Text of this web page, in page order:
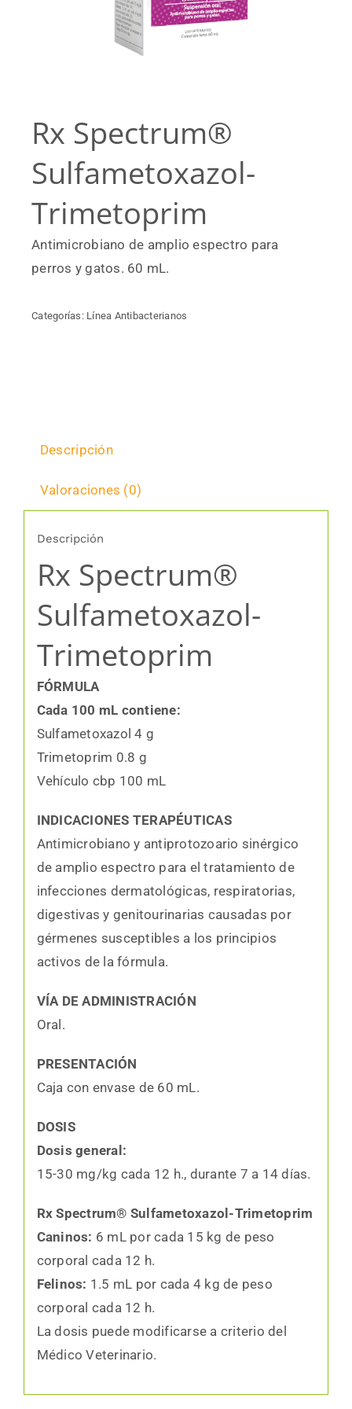
Rx Spectrum®
Sulfametoxazol-
Trimetoprim
Antimicrobiano de amplio espectro para
perros y gatos. 60 mL.
Categorías: Línea Antibacterianos
Descripción
Valoraciones (0)
Descripción
Rx Spectrum®
Sulfametoxazol-
Trimetoprim
FÓRMULA
Cada 100 mL contiene:
Sulfametoxazol 4 g
Trimetoprim 0.8 g
Vehículo cbp 100 mL
INDICACIONES TERAPÉUTICAS
Antimicrobiano y antiprotozoario sinérgico
de amplio espectro para el tratamiento de
infecciones dermatológicas, respiratorias,
digestivas y genitourinarias causadas por
gérmenes susceptibles a los principios
activos de la fórmula.
VÍA DE ADMINISTRACIÓN
Oral.
PRESENTACIÓN
Caja con envase de 60 mL.
DOSIS
Dosis general:
15-30 mg/kg cada 12 h., durante 7 a 14 días.
Rx Spectrum® Sulfametoxazol-Trimetoprim
Caninos: 6 mL por cada 15 kg de peso
corporal cada 12 h.
Felinos: 1.5 mL por cada 4 kg de peso
corporal cada 12 h.
La dosis puede modificarse a criterio del
Médico Veterinario.